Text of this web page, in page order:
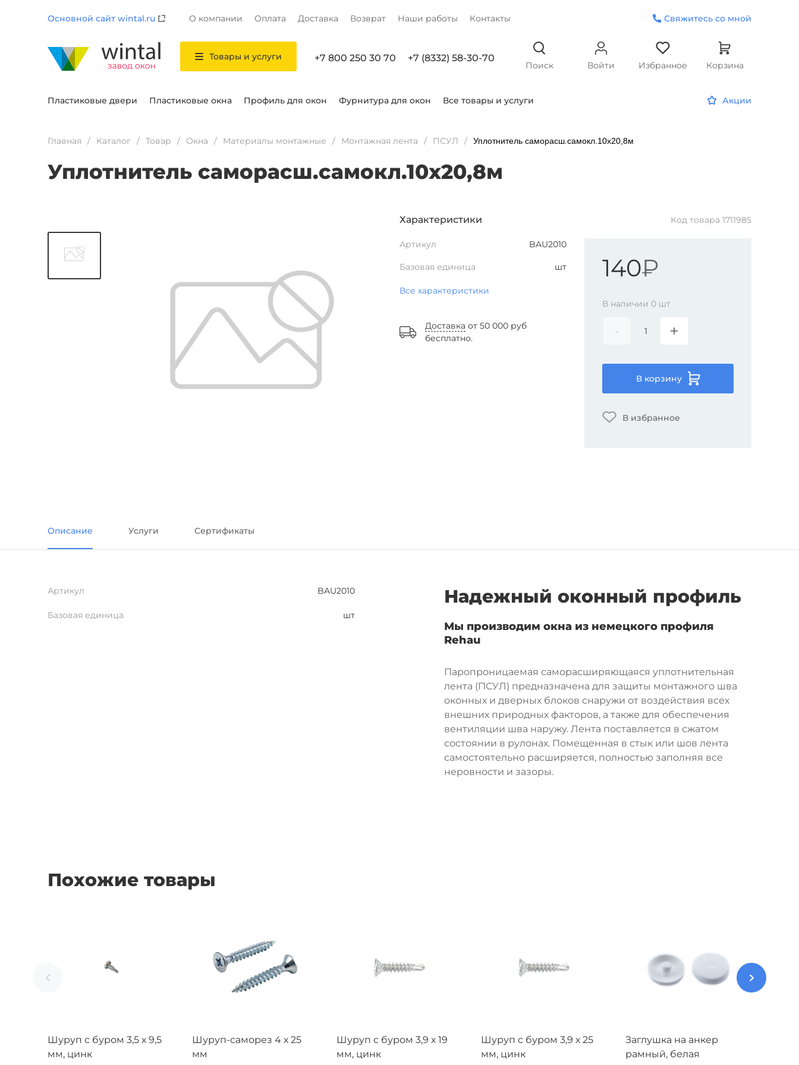
Основной сайт wintal.ru О компании Оплата Доставка Возврат Наши работы Контакты Свяжитесь со мной
Товары и услуги +7 800 250 30 70 +7 (8332) 58-30-70
Поиск Войти Избранное Корзина
Пластиковые двери Пластиковые окна Профиль для окон Фурнитура для окон Все товары и услуги Акции
Главная Каталог Товар Окна Материалы монтажные Монтажная лента ПСУЛ Уплотнитель саморасш.самокл.10х20,8м
Уплотнитель саморасш.самокл.10х20,8м
Характеристики Код товара 1711985
Артикул BAU2010
Базовая единица шт
Все характеристики
Доставка от 50 000 руб
бесплатно.
140₽
В наличии 0 шт
- +
В корзину
В избранное
Описание Услуги Сертификаты
Артикул BAU2010
Базовая единица шт
Надежный оконный профиль
Мы производим окна из немецкого профиля
Rehau
Паропроницаемая саморасширяющаяся уплотнительная
лента (ПСУЛ) предназначена для защиты монтажного шва
оконных и дверных блоков снаружи от воздействия всех
внешних природных факторов, а также для обеспечения
вентиляции шва наружу. Лента поставляется в сжатом
состоянии в рулонах. Помещенная в стык или шов лента
самостоятельно расширяется, полностью заполняя все
неровности и зазоры.
Похожие товары
Шуруп с буром 3,5 х 9,5
мм, цинк
Шуруп-саморез 4 х 25
мм
Шуруп с буром 3,9 х 19
мм, цинк
Шуруп с буром 3,9 х 25
мм, цинк
Заглушка на анкер
рамный, белая